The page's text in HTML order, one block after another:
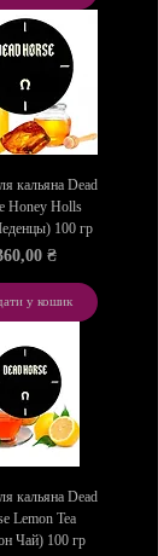
кальяна Dead
Honey Holls
100 гр
₴
у кошик
кальяна Dead
Lemon Tea
Чай) 100 гр